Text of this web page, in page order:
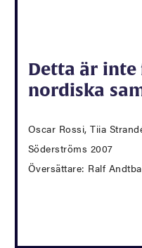
Detta är inte
nordiska
Oscar Rossi, Tiia
Söderströms 2007
Översättare: Ralf